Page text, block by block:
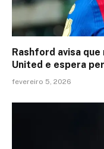
Rashford avisa
United e espera
fevereiro 5, 2026